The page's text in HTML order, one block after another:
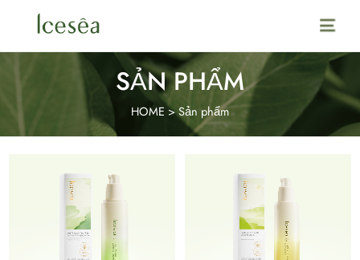
Main
Menu
SẢN PHẨM
HOME>Sản phẩm